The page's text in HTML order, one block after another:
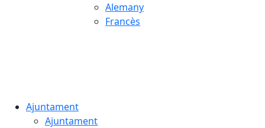
Alemany
Francès
Ajuntament
Ajuntament